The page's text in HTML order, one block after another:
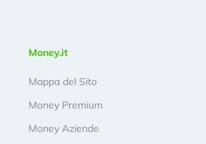
Money.it
Mappa del Sito
Money Premium
Money Aziende